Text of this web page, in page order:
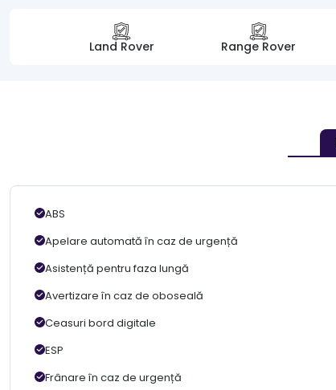
Land Rover Range Rover
ABS
Apelare automată în caz de urgență
Asistență pentru faza lungă
Avertizare în caz de oboseală
Ceasuri bord digitale
ESP
Frânare în caz de urgență